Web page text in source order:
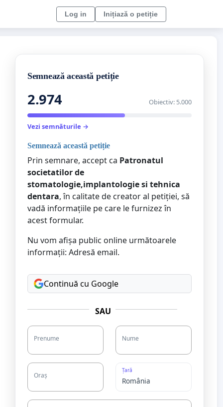
Log in Inițiază o petiție
Semnează această petiție
2.974 Obiectiv: 5.000
Vezi semnăturile →
Semnează această petiție
Prin semnare, accept ca Patronatul
societatilor de
stomatologie,implantologie si tehnica
dentara, în calitate de creator al petiției, să
vadă informațiile pe care le furnizez în
acest formular.
Nu vom afișa public online următoarele
informații: Adresă email.
Continuă cu Google
SAU
Prenume Nume
Oraș
Țară